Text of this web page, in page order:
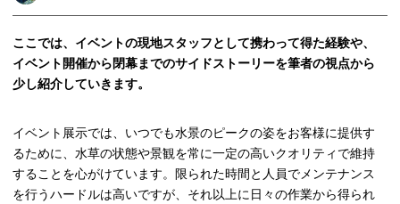
ここでは、イベントの現地スタッフとして携わって得た経験や、
イベント開催から閉幕までのサイドストーリーを筆者の視点から
少し紹介していきます。
イベント展示では、いつでも水景のピークの姿をお客様に提供す
るために、水草の状態や景観を常に一定の高いクオリティで維持
することを心がけています。限られた時間と人員でメンテナンス
を行うハードルは高いですが、それ以上に日々の作業から得られ